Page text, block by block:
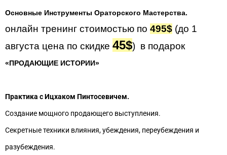
Основные Инструменты Ораторского Мастерства.
онлайн тренинг стоимостью по 495$ (до 1
августа цена по скидке 45$) в подарок
«ПРОДАЮЩИЕ ИСТОРИИ»
Практика с Ицхаком Пинтосевичем.
Создание мощного продающего выступления.
Секретные техники влияния, убеждения, переубеждения и
разубеждения.